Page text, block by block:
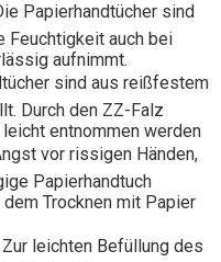
Papierhandtücher sind
Feuchtigkeit auch bei
aufnimmt.
sind aus reißfestem
Durch den ZZ-Falz
entnommen werden
vor rissigen Händen,
Papierhandtuch
Trocknen mit Papier
leichten Befüllung des